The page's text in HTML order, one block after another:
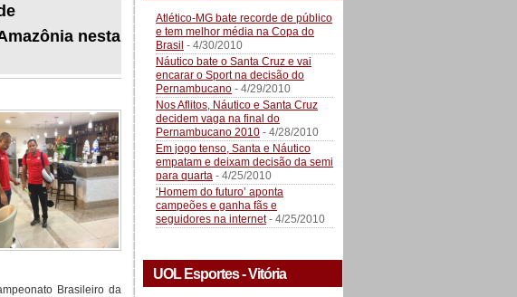
nesta
Brasileiro da
Atlético-MG bate recorde de público
e tem melhor média na Copa do
Brasil - 4/30/2010
Náutico bate o Santa Cruz e vai
encarar o Sport na decisão do
Pernambucano - 4/29/2010
Nos Aflitos, Náutico e Santa Cruz
decidem vaga na final do
Pernambucano 2010 - 4/28/2010
Em jogo tenso, Santa e Náutico
empatam e deixam decisão da semi
para quarta - 4/25/2010
‘Homem do futuro’ aponta
campeões e ganha fãs e
seguidores na internet- 4/25/2010
UOL Esportes - Vitória